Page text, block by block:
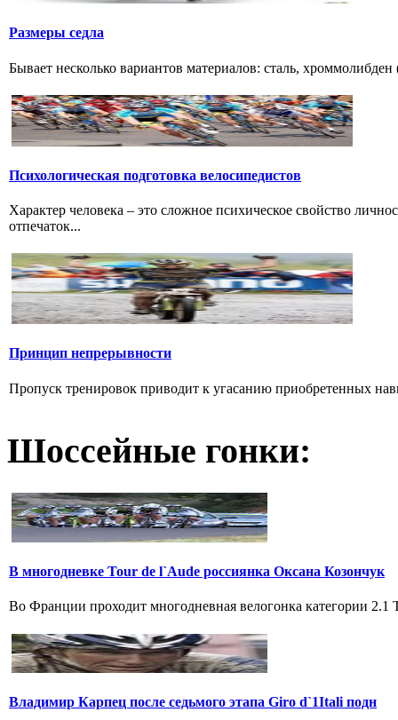
Размеры седла
Бывает несколько вариантов материалов: сталь,
Психологическая подготовка велосипедистов
Характер человека – это сложное психическое свойство
отпечаток...
Принцип непрерывности
Пропуск тренировок приводит к угасанию приобретенных
Шоссейные гонки:
В многодневке Tour de l`Aude россиянка Оксана Козончук
Во Франции проходит многодневная велогонка категории
Владимир Карпец после седьмого этапа Giro d`1Itali подн